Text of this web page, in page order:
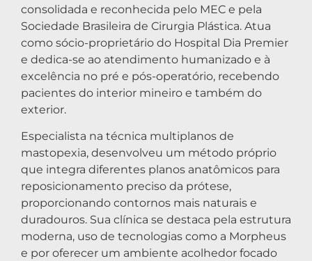
consolidada e reconhecida pelo MEC e pela
Sociedade Brasileira de Cirurgia Plástica. Atua
como sócio-proprietário do Hospital Dia Premier
e dedica-se ao atendimento humanizado e à
excelência no pré e pós-operatório, recebendo
pacientes do interior mineiro e também do
exterior.
Especialista na técnica multiplanos de
mastopexia, desenvolveu um método próprio
que integra diferentes planos anatômicos para
reposicionamento preciso da prótese,
proporcionando contornos mais naturais e
duradouros. Sua clínica se destaca pela estrutura
moderna, uso de tecnologias como a Morpheus
e por oferecer um ambiente acolhedor focado